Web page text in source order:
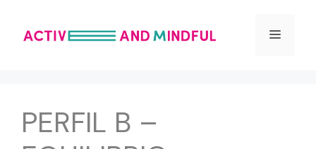
contenido
Menú
PERFIL B –